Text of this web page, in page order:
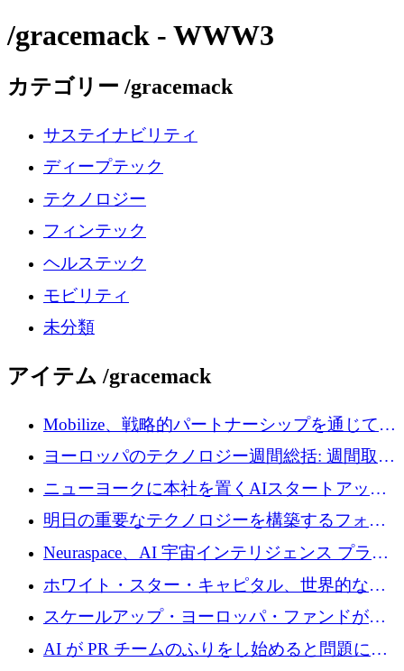
/gracemack - WWW3
カテゴリー /gracemack
サステイナビリティ
ディープテック
テクノロジー
フィンテック
ヘルステック
モビリティ
未分類
アイテム /gracemack
Mobilize、戦略的パートナーシップを通じて通
信ソフトウェア会社を拡大するための投資部
ヨーロッパのテクノロジー週間総括: 週間取引
額 8 億 7,800 万ユーロと 2026 年上半期の主要
ニューヨークに本社を置くAIスタートアップ
Modal Labsがロンドンオフィスを開設
明日の重要なテクノロジーを構築するフォト
ニクスのスケールアップに対応する
Neuraspace、AI 宇宙インテリジェンス プラッ
トフォームの拡大に 1,560 万ユーロを投資
ホワイト・スター・キャピタル、世界的なス
タートアップをシリーズAからBまで支援する
ために2億5,000万ドルのファンドIVを閉鎖
スケールアップ・ヨーロッパ・ファンドが初
の投資を行い、Iceeyeの10億ユーロのラウンド
を共同主導
AI が PR チームのふりをし始めると問題にな